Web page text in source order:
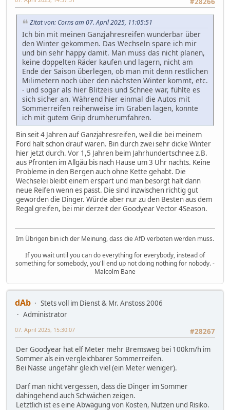
Zitat von: Corns am 07. April 2025, 11:05:51
Ich bin mit meinen Ganzjahresreifen wunderbar über
den Winter gekommen. Das Wechseln spare ich mir
und bin sehr happy damit. Man muss das nicht planen,
keine doppelten Räder kaufen und lagern, nicht am
Ende der Saison überlegen, ob man mit denn restlichen
Milimetern noch über den nächsten Winter kommt, etc.
- und sogar als hier Blitzeis und Schnee war, fühlte es
sich sicher an. Während hier einmal die Autos mit
Sommerreifen reihenweise im Graben lagen, konnte
ich mit gutem Grip drumherumfahren.
Bin seit 4 Jahren auf Ganzjahresreifen, weil die bei meinem
Ford halt schon drauf waren. Bin durch zwei sehr dicke Winter
hier jetzt durch. Vor 1,5 Jahren beim Jahrhundertschnee z.B.
aus Pfronten im Allgäu bis nach Hause um 3 Uhr nachts. Keine
Probleme in den Bergen auch ohne Kette gehabt. Die
Wechselei bleibt einem erspart und man besorgt halt dann
neue Reifen wenn es passt. Die sind inzwischen richtig gut
geworden die Dinger. Würde aber nur zu den Besten aus dem
Regal greifen, bei mir derzeit der Goodyear Vector 4Season.
Im Übrigen bin ich der Meinung, dass die AfD verboten werden muss.
If you wait until you can do everything for everybody, instead of
something for somebody, you'll end up not doing nothing for nobody. -
Malcolm Bane
dAb
Stets voll im Dienst & Mr. Anstoss 2006
Administrator
#28267
07. April 2025, 15:30:07
Der Goodyear hat elf Meter mehr Bremsweg bei 100km/h im
Sommer als ein vergleichbarer Sommerreifen.
Bei Nässe ungefähr gleich viel (ein Meter weniger).
Darf man nicht vergessen, dass die Dinger im Sommer
dahingehend auch Schwächen zeigen.
Letztlich ist es eine Abwägung von Kosten, Nutzen und Risiko.